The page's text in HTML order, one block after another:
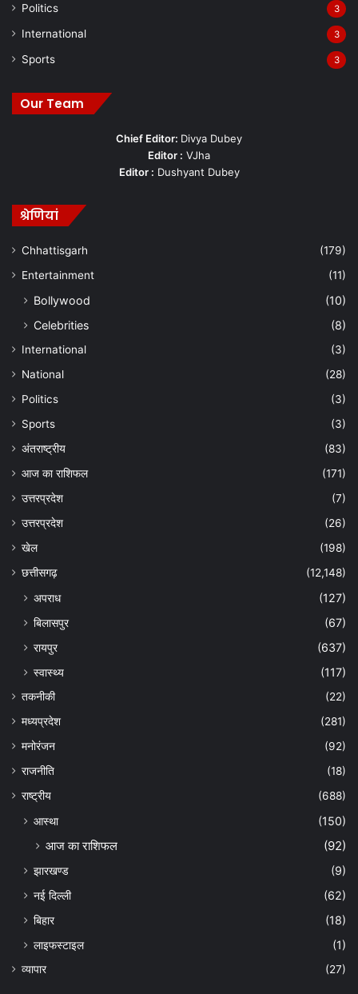
Politics 3
International 3
Sports 3
Our Team
Chief Editor: Divya Dubey
Editor : VJha
Editor : Dushyant Dubey
श्रेणियां
Chhattisgarh
(179)
Entertainment
(11)
Bollywood
(10)
Celebrities
(8)
International
(3)
National
(28)
Politics
(3)
Sports
(3)
अंतराष्ट्रीय
(83)
आज का राशिफल
(171)
उत्तरप्रदेश
(7)
उत्तरप्रदेश
(26)
खेल
(198)
छत्तीसगढ़
(12,148)
अपराध
(127)
बिलासपुर
(67)
रायपुर
(637)
स्वास्थ्य
(117)
तकनीकी
(22)
मध्यप्रदेश
(281)
मनोरंजन
(92)
राजनीति
(18)
राष्ट्रीय
(688)
आस्था (150)
आज का राशिफल (92)
झारखण्ड
(9)
नई दिल्ली
(62)
बिहार
(18)
लाइफस्टाइल
(1)
व्यापार (27)